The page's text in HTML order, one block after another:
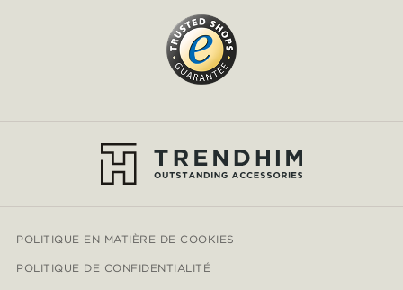
POLITIQUE EN MATIÈRE DE COOKIES
POLITIQUE DE CONFIDENTIALITÉ